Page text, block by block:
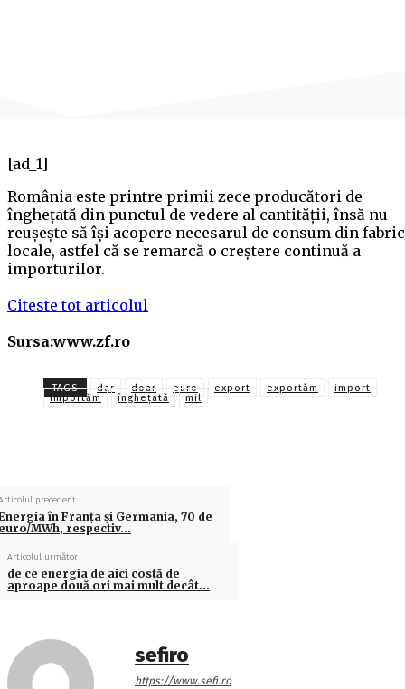
[ad_1]
România este printre primii zece producători de
îngheţată din punctul de vedere al cantităţii, însă nu
reuşeşte să îşi acopere necesarul de consum din
locale, astfel că se remarcă o creştere continuă a
importurilor.
Citeste tot articolul
Sursa:www.zf.ro
TAGS dar doar euro export exportăm
import
Importăm
îngheţată mil
precedent
în Franţa şi Germania, 70 de
MWh, respectiv…
Articolul următor
de ce energia de aici costă de
aproape două ori mai mult decât…
sefiro
https://www.sefi.ro